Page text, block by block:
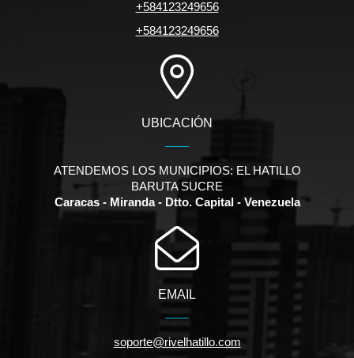
+584123249656
+584123249656
UBICACIÓN
ATENDEMOS LOS MUNICIPIOS: EL HATILLO
BARUTA SUCRE
Caracas - Miranda - Dtto. Capital - Venezuela
EMAIL
soporte@rivelhatillo.com